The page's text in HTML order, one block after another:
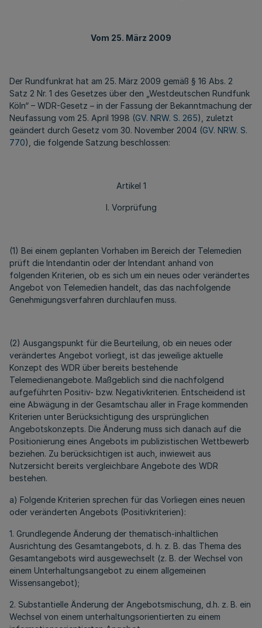
Vom 25. März 2009
Der Rundfunkrat hat am 25. März 2009 gemäß § 16 Abs. 2
Satz 2 Nr. 1 des Gesetzes über den „Westdeutschen Rundfunk
Köln“ – WDR-Gesetz – in der Fassung der Bekanntmachung der
Neufassung vom 25. April 1998 (GV. NRW. S. 265), zuletzt
geändert durch Gesetz vom 30. November 2004 (GV. NRW. S.
770), die folgende Satzung beschlossen:
Artikel 1
I. Vorprüfung
(1) Bei einem geplanten Vorhaben im Bereich der Telemedien
prüft die Intendantin oder der Intendant anhand von
folgenden Kriterien, ob es sich um ein neues oder verändertes
Angebot von Telemedien handelt, das das nachfolgende
Genehmigungsverfahren durchlaufen muss.
(2) Ausgangspunkt für die Beurteilung, ob ein neues oder
verändertes Angebot vorliegt, ist das jeweilige aktuelle
Konzept des WDR über bereits bestehende
Telemedienangebote. Maßgeblich sind die nachfolgend
aufgeführten Positiv- bzw. Negativkriterien. Entscheidend ist
eine Abwägung in der Gesamtschau aller in Frage kommenden
Kriterien unter Berücksichtigung des ursprünglichen
Angebotskonzepts. Die Änderung muss sich danach auf die
Positionierung eines Angebots im publizistischen Wettbewerb
beziehen. Zu berücksichtigen ist auch, inwieweit aus
Nutzersicht bereits vergleichbare Angebote des WDR
bestehen.
a) Folgende Kriterien sprechen für das Vorliegen eines neuen
oder veränderten Angebots (Positivkriterien):
1. Grundlegende Änderung der thematisch-inhaltlichen
Ausrichtung des Gesamtangebots, d. h. z. B. das Thema des
Gesamtangebots wird ausgewechselt (z. B. der Wechsel von
einem Unterhaltungsangebot zu einem allgemeinen
Wissensangebot);
2. Substantielle Änderung der Angebotsmischung, d.h. z. B. ein
Wechsel von einem unterhaltungsorientierten zu einem